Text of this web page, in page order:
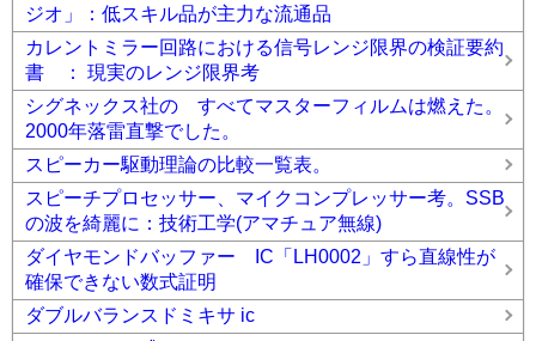
ジオ」：低スキル品が主力な流通品
カレントミラー回路における信号レンジ限界の検証要約
書 ： 現実のレンジ限界考
シグネックス社の すべてマスターフィルムは燃えた。
2000年落雷直撃でした。
スピーカー駆動理論の比較一覧表。
スピーチプロセッサー、マイクコンプレッサー考。SSB
の波を綺麗に：技術工学(アマチュア無線)
ダイヤモンドバッファー IC「LH0002」すら直線性が
確保できない数式証明
ダブルバランスドミキサ ic